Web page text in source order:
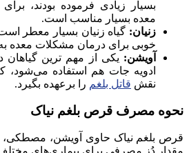
بسیار زیادی فرموده بودند،
معده بسیار مناسب است.
زنیان: گیاه زنیان بسیار معطر
خوبی برای درمان مشکلات معده
آویشن: یکی از مهم ترین
ادویه جات هم استفاده می‌شود،
نقش قاتل بلغم را برعهده بگیرد.
نحوه مصرف قرص بلغم نیاک
قرص بلغم نیاک حاوی آویشن، مصطکی،